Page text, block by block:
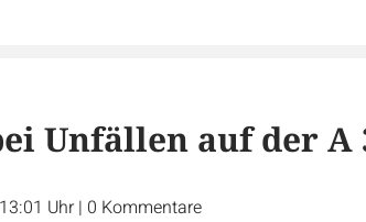
Unfällen auf der A
Uhr | 0 Kommentare